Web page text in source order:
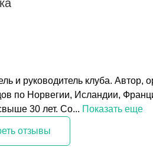
и руководитель клуба. Автор,
по Норвегии, Исландии,
30 лет. Со... Показать еще
отзывы